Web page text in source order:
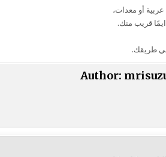
أو معدات،
قريب منك.
طريقك.
Author: